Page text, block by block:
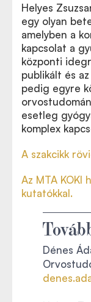
Helyes
egy olyan
amelyben a
kapcsolat a
központi
publikált és
pedig egyre
esetleg
komplex
A szakcikk
Az MTA
kutatókkal.
Dénes